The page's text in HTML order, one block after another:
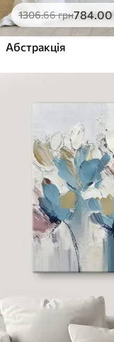
1306.66грн784.00
Абстракція